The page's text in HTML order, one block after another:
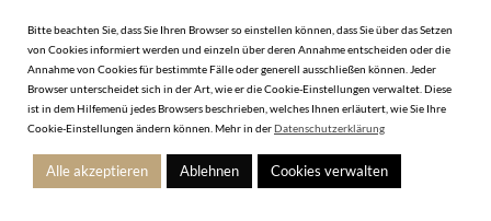
Bitte beachten Sie, dass Sie Ihren Browser so einstellen können, dass Sie über das Setzen
von Cookies informiert werden und einzeln über deren Annahme entscheiden oder die
Annahme von Cookies für bestimmte Fälle oder generell ausschließen können. Jeder
Browser unterscheidet sich in der Art, wie er die Cookie-Einstellungen verwaltet. Diese
ist in dem Hilfemenü jedes Browsers beschrieben, welches Ihnen erläutert, wie Sie Ihre
Cookie-Einstellungen ändern können. Mehr in derDatenschutzerklärung
Alle akzeptieren Ablehnen Cookies verwalten